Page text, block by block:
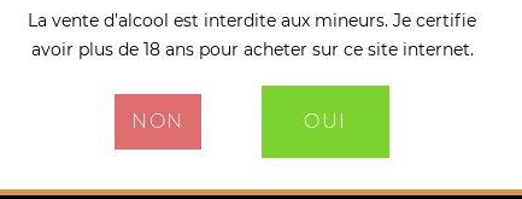
La vente d’alcool est interdite aux mineurs. Je certifie
avoir plus de 18 ans pour acheter sur ce site internet.
NON OUI